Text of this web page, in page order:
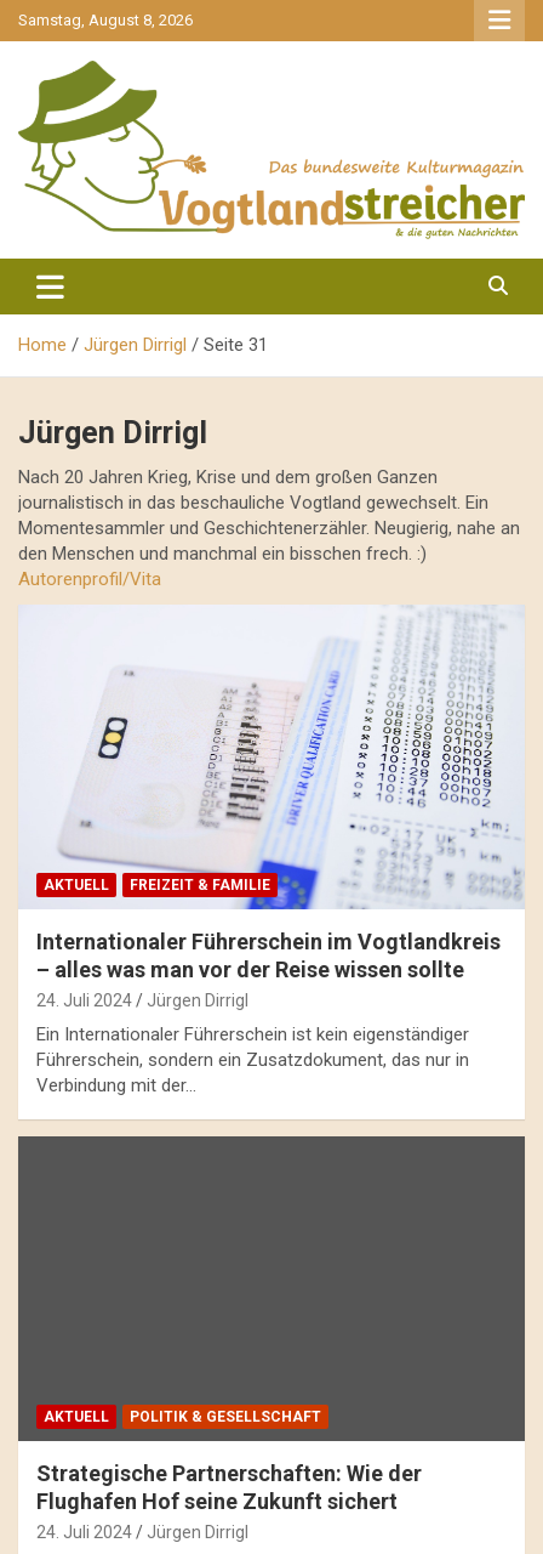
gehe
zum
Samstag, August 8, 2026
Vogtlandstreicher
Home Jürgen Dirrigl Seite 31
Jürgen Dirrigl
Nach 20 Jahren Krieg, Krise und dem großen Ganzen
journalistisch in das beschauliche Vogtland gewechselt. Ein
Momentesammler und Geschichtenerzähler. Neugierig, nahe an
den Menschen und manchmal ein bisschen frech. :)
Autorenprofil/Vita
AKTUELL FREIZEIT & FAMILIE
Internationaler Führerschein im Vogtlandkreis
– alles was man vor der Reise wissen sollte
24. Juli 2024 Jürgen Dirrigl
Ein Internationaler Führerschein ist kein eigenständiger
Führerschein, sondern ein Zusatzdokument, das nur in
Verbindung mit der…
AKTUELL POLITIK & GESELLSCHAFT
Strategische Partnerschaften: Wie der
Flughafen Hof seine Zukunft sichert
24. Juli 2024 Jürgen Dirrigl